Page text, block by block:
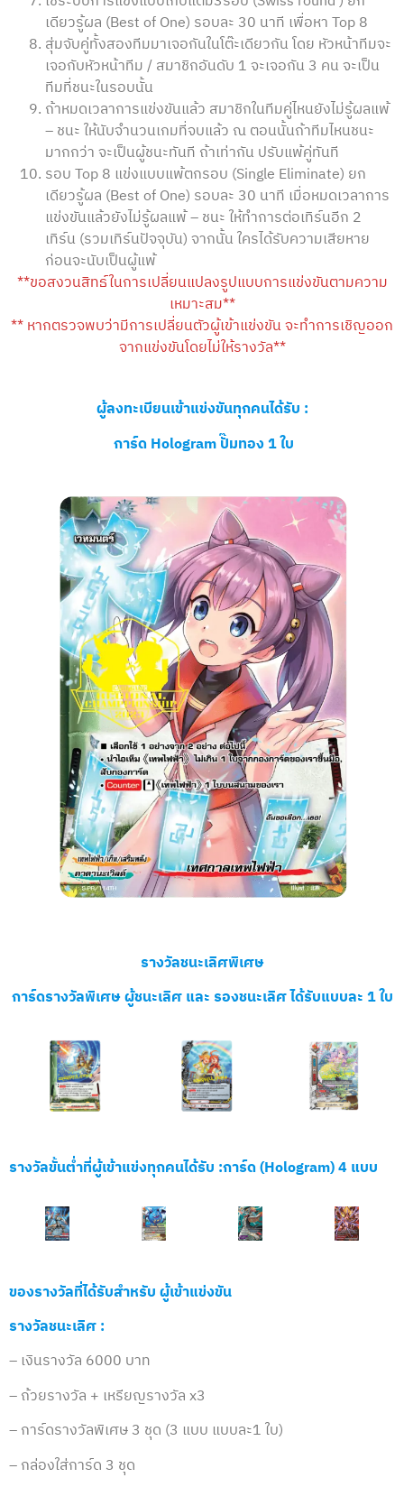
เดียวรู้ผล (Best of One) รอบละ 30 นาที เพื่อหา Top 8
สุ่มจับคู่ทั้งสองทีมมาเจอกันในโต๊ะเดียวกัน โดย หัวหน้าทีมจะ
เจอกับหัวหน้าทีม / สมาชิกอันดับ 1 จะเจอกัน 3 คน จะเป็น
ทีมที่ชนะในรอบนั้น
ถ้าหมดเวลาการแข่งขันแล้ว สมาชิกในทีมคู่ไหนยังไม่รู้ผลแพ้
– ชนะ ให้นับจำนวนเกมที่จบแล้ว ณ ตอนนั้นถ้าทีมไหนชนะ
มากกว่า จะเป็นผู้ชนะทันที ถ้าเท่ากัน ปรับแพ้คู่ทันที
รอบ Top 8 แข่งแบบแพ้ตกรอบ (Single Eliminate) ยก
เดียวรู้ผล (Best of One) รอบละ 30 นาที เมื่อหมดเวลาการ
แข่งขันแล้วยังไม่รู้ผลแพ้ – ชนะ ให้ทำการต่อเทิร์นอีก 2
เทิร์น (รวมเทิร์นปัจจุบัน) จากนั้น ใครได้รับความเสียหาย
ก่อนจะนับเป็นผู้แพ้
**ขอสงวนสิทธ์ในการเปลี่ยนแปลงรูปแบบการแข่งขันตามความ
เหมาะสม**
** หากตรวจพบว่ามีการเปลี่ยนตัวผู้เข้าแข่งขัน จะทำการเชิญออก
จากแข่งขันโดยไม่ให้รางวัล**
ผู้ลงทะเบียนเข้าแข่งขันทุกคนได้รับ :
การ์ด Hologram ปั๊มทอง 1 ใบ
รางวัลชนะเลิศพิเศษ
การ์ดรางวัลพิเศษ ผู้ชนะเลิศ และ รองชนะเลิศ ได้รับแบบละ 1 ใบ
รางวัลขั้นต่ำที่ผู้เข้าแข่งทุกคนได้รับ :การ์ด (Hologram) 4 แบบ
ของรางวัลที่ได้รับสำหรับ ผู้เข้าแข่งขัน
รางวัลชนะเลิศ :
– เงินรางวัล 6000 บาท
– ถ้วยรางวัล + เหรียญรางวัล x3
– การ์ดรางวัลพิเศษ 3 ชุด (3 แบบ แบบละ1 ใบ)
– กล่องใส่การ์ด 3 ชุด